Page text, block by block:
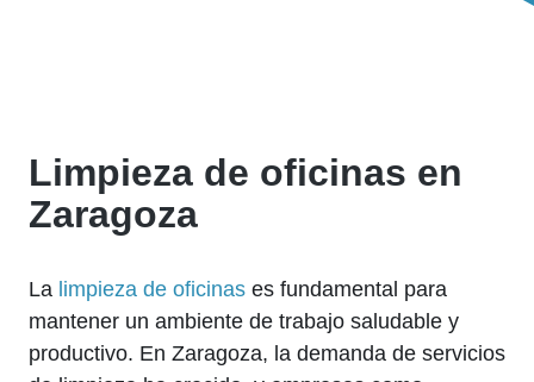
Limpieza de oficinas en
Zaragoza
La limpieza de oficinas es fundamental para
mantener un ambiente de trabajo saludable y
productivo. En Zaragoza, la demanda de servicios